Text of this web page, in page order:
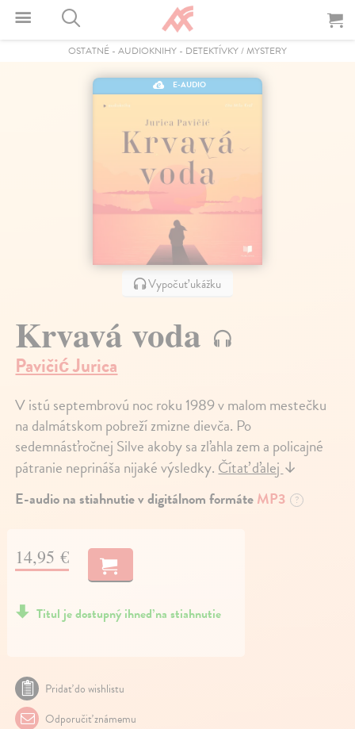
OSTATNÉ - AUDIOKNIHY - DETEKTÍVKY / MYSTERY
E-AUDIO
Vypočuť ukážku
Krvavá voda
Pavičić Jurica
V istú septembrovú noc roku 1989 v malom mestečku
na dalmátskom pobreží zmizne dievča. Po
sedemnásťročnej Silve akoby sa zľahla zem a policajné
pátranie neprináša nijaké výsledky.Čítať ďalej↓
E-audio na stiahnutie v digitálnom formáteMP3 ?
14,95 €
Titul je dostupný ihneď na stiahnutie
Pridať do wishlistu
Odporučiť známemu